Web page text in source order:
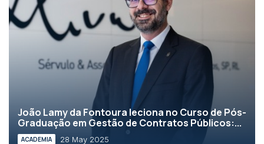
João Lamy da Fontoura leciona no Curso de Pós-
Graduação em Gestão de Contratos Públicos:...
ACADEMIA 28 May 2025